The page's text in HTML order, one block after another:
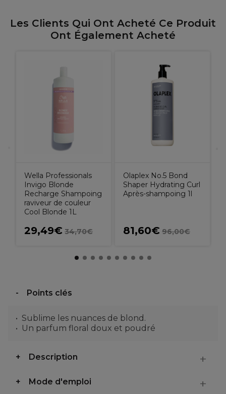
Les Clients Qui Ont Acheté Ce Produit
Ont Également Acheté
Wella Professionals
Invigo Blonde
Recharge Shampoing
raviveur de couleur
Cool Blonde 1L
29,49€ 34,70€
Olaplex No.5 Bond
Shaper Hydrating Curl
Après-shampoing 1l
81,60€ 96,00€
Points clés
Sublime les nuances de blond.
Un parfum floral doux et poudré
Description
Mode d'emploi